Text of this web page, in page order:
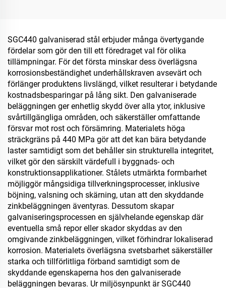
SGC440 galvaniserad stål erbjuder många övertygande
fördelar som gör den till ett föredraget val för olika
tillämpningar. För det första minskar dess överlägsna
korrosionsbeständighet underhållskraven avsevärt och
förlänger produktens livslängd, vilket resulterar i betydande
kostnadsbesparingar på lång sikt. Den galvaniserade
beläggningen ger enhetlig skydd över alla ytor, inklusive
svårtillgängliga områden, och säkerställer omfattande
försvar mot rost och försämring. Materialets höga
sträckgräns på 440 MPa gör att det kan bära betydande
laster samtidigt som det behåller sin strukturella integritet,
vilket gör den särskilt värdefull i byggnads- och
konstruktionsapplikationer. Stålets utmärkta formbarhet
möjliggör mångsidiga tillverkningsprocesser, inklusive
böjning, valsning och skärning, utan att den skyddande
zinkbeläggningen äventyras. Dessutom skapar
galvaniseringsprocessen en självhelande egenskap där
eventuella små repor eller skador skyddas av den
omgivande zinkbeläggningen, vilket förhindrar lokaliserad
korrosion. Materialets överlägsna svetsbarhet säkerställer
starka och tillförlitliga förband samtidigt som de
skyddande egenskaperna hos den galvaniserade
beläggningen bevaras. Ur miljösynpunkt är SGC440